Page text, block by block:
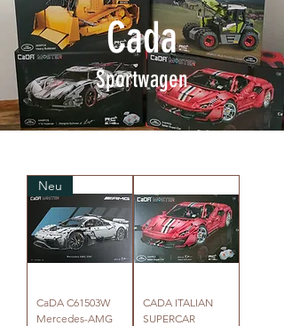
Cada
Sportwagen
Neu
CaDA C61503W
Mercedes-AMG
CADA ITALIAN
SUPERCAR